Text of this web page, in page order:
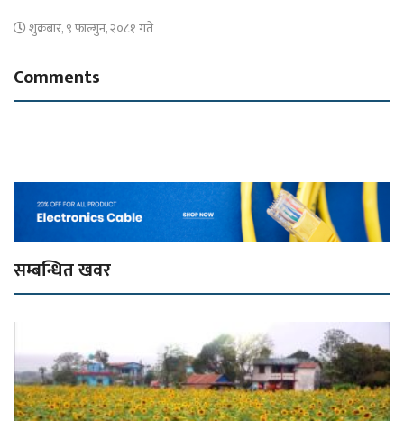
शुक्रबार, ९ फाल्गुन, २०८१ गते
Comments
सम्बन्धित खवर